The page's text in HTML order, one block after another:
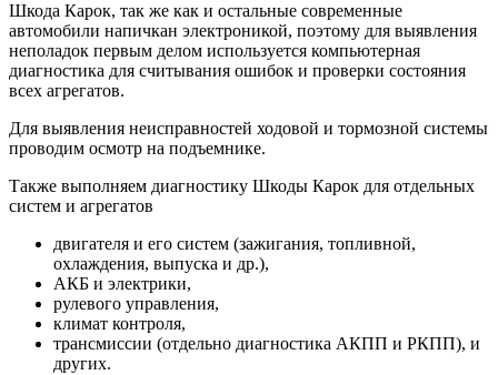
Шкода Карок, так же как и остальные современные
автомобили напичкан электроникой, поэтому для выявления
неполадок первым делом используется компьютерная
диагностика для считывания ошибок и проверки состояния
всех агрегатов.
Для выявления неисправностей ходовой и тормозной системы
проводим осмотр на подъемнике.
Также выполняем диагностику Шкоды Карок для отдельных
систем и агрегатов
двигателя и его систем (зажигания, топливной,
охлаждения, выпуска и др.),
АКБ и электрики,
рулевого управления,
климат контроля,
трансмиссии (отдельно диагностика АКПП и РКПП), и
других.